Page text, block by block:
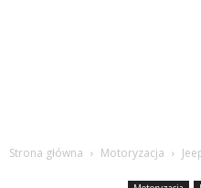
Strona główna Motoryzacja